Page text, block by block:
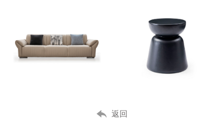
MORE MORE
返回